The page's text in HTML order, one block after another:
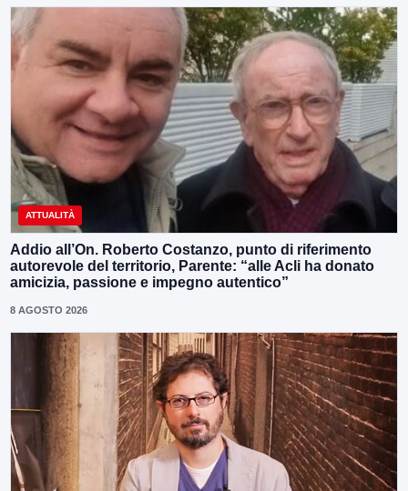
ATTUALITÀ
Addio all’On. Roberto Costanzo, punto di riferimento
autorevole del territorio, Parente: “alle Acli ha donato
amicizia, passione e impegno autentico”
8 AGOSTO 2026